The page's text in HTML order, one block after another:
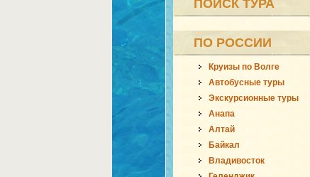
ПОИСК ТУРА
ПО РОССИИ
Круизы по Волге
Автобусные туры
Экскурсионные туры
Анапа
Алтай
Байкал
Владивосток